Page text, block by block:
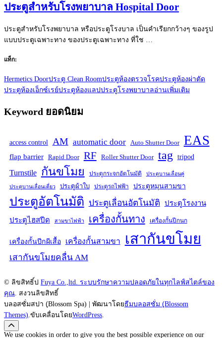
ประตูสำหรับโรงพยาบาล Hospital Door
ประตูสำหรับโรงพยาบาล หรือประตูโรงบาล เป็นคำเรียกกว้างๆ ของรูป
แบบประตูเฉพาะทาง ของประตูเฉพาะทาง ที่ใช …
แท็ก:
Hermetics Doorประตู Clean Roomประตูห้องตรวจโรคประตูห้องผ่าตัด
ประตูห้องเอ็กซ์เรย์ประตูห้องแลปประตูโรงพยาบาลอ่านเพิ่มเติม
Keyword ยอดนิยม
access control AM automatic door Auto Shutter Door EAS
flap barrier Rapid Door RF Roller Shutter Door tag tripod
Turnstile กันขโมย ประตูกระจกอัตโนมัติ ประตูบานเลื่อนคู่
ประตูบานเลื่อนเดี่ยว ประตูผ้าใบ ประตูรถไฟฟ้า ประตูหมุนสามขา
ประตูอัตโนมัติ ประตูเลื่อนอัตโนมัติ ประตูโรงงาน
ประตูไฮสปีด สามขาไฟฟ้า เครื่องกั้นทาง เครื่องกั้นปีกนก
เครื่องกั้นปีกผีเสื้อ เครื่องกั้นสามขา เสากันขโมย
เสากันขโมยคลื่น AM
© ลิขสิทธิ์ป Fuya Co.,ltd. ระบบรักษาความปลอดภัยในทุกไลฟ์สไตล์ของ
คุณ . สงวนลิขสิทธิ์
บลอสซั่มสปา (ฺBlossom Spa) | พัฒนาโดยธีมบลอสซั่ม (ฺBlossom
Themes) .ขับเคลื่อนโดยWordPress
We use cookies in order to give you the best possible experience on our